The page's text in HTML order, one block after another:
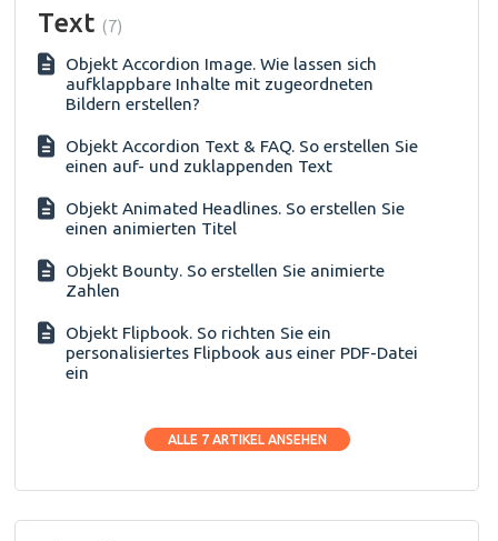
Text 7
Objekt Accordion Image. Wie lassen sich
aufklappbare Inhalte mit zugeordneten
Bildern erstellen?
Objekt Accordion Text & FAQ. So erstellen Sie
einen auf- und zuklappenden Text
Objekt Animated Headlines. So erstellen Sie
einen animierten Titel
Objekt Bounty. So erstellen Sie animierte
Zahlen
Objekt Flipbook. So richten Sie ein
personalisiertes Flipbook aus einer PDF-Datei
ein
ALLE 7 ARTIKEL ANSEHEN